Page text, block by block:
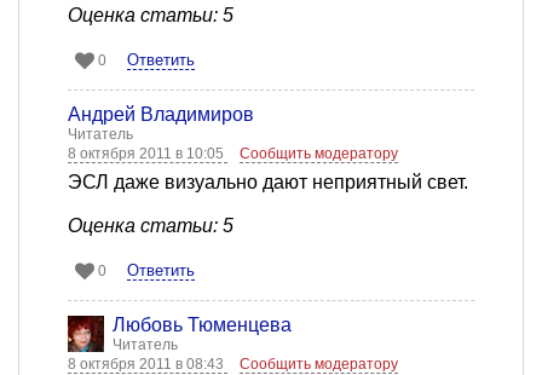
Оценка статьи: 5
0 Ответить
Андрей Владимиров
Читатель
8 октября 2011 в 10:05
Сообщить модератору
ЭСЛ даже визуально дают неприятный свет.
Оценка статьи: 5
0 Ответить
Любовь Тюменцева
Читатель
8 октября 2011 в 08:43
Сообщить модератору